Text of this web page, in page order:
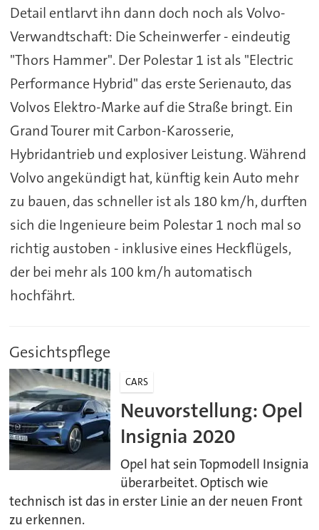
Detail entlarvt ihn dann doch noch als Volvo-
Verwandtschaft: Die Scheinwerfer - eindeutig
"Thors Hammer". Der Polestar 1 ist als "Electric
Performance Hybrid" das erste Serienauto, das
Volvos Elektro-Marke auf die Straße bringt. Ein
Grand Tourer mit Carbon-Karosserie,
Hybridantrieb und explosiver Leistung. Während
Volvo angekündigt hat, künftig kein Auto mehr
zu bauen, das schneller ist als 180 km/h, durften
sich die Ingenieure beim Polestar 1 noch mal so
richtig austoben - inklusive eines Heckflügels,
der bei mehr als 100 km/h automatisch
hochfährt.
Gesichtspflege
CARS
Neuvorstellung: Opel
Insignia 2020
Opel hat sein Topmodell Insignia
überarbeitet. Optisch wie
technisch ist das in erster Linie an der neuen Front
zu erkennen.